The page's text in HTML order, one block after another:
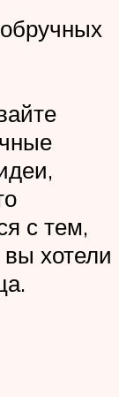
с тем,
хотели